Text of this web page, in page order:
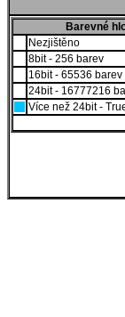
Barevné
Nezjištěno
8bit - 256 barev
16bit - 65536
24bit - 16777216
Více než 24bit -